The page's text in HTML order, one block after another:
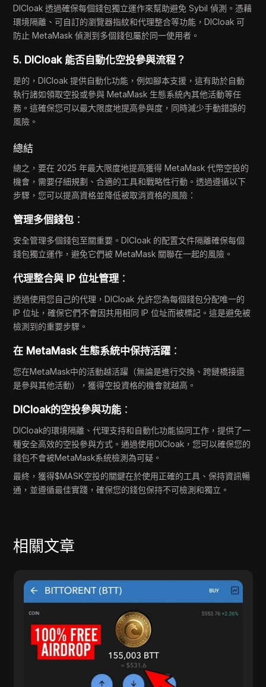
DICloak 透過確保每個錢包獨立運作來幫助避免 Sybil 偵測。憑藉
環境隔離、可自訂的瀏覽器指紋和代理整合等功能，DICloak 可
防止 MetaMask 偵測到多個錢包屬於同一使用者。
5. DICloak 能否自動化空投參與流程？
是的，DICloak 提供自動化功能，例如腳本支援，這有助於自動
執行諸如領取空投或參與 MetaMask 生態系統內其他活動等任
務。這確保您可以最大限度地提高參與度，同時減少手動錯誤的
風險。
總結
總之，要在 2025 年最大限度地提高獲得 MetaMask 代幣空投的
機會，需要仔細規劃、合適的工具和戰略性行動。透過遵循以下
步驟，您可以提高資格並降低被取消資格的風險：
管理多個錢包 ：
安全管理多個錢包至關重要。DICloak 的配置文件隔離確保每個
錢包獨立運作，避免它們被 MetaMask 關聯在一起的風險。
代理整合與 IP 位址管理 ：
透過使用您自己的代理，DICloak 允許您為每個錢包分配唯一的
IP 位址，確保它們不會因共用相同 IP 位址而被標記。這是避免被
檢測到的重要步驟。
在 MetaMask 生態系統中保持活躍 ：
您在MetaMask中的活動越活躍（無論是進行交換、跨鏈橋接還
是參與其他活動），獲得空投資格的機會就越高。
DICloak的空投參與功能 ：
DICloak的環境隔離、代理支持和自動化功能協同工作，提供了一
種安全高效的空投參與方式。通過使用DICloak，您可以確保您的
錢包不會被MetaMask系統檢測為可疑。
最終，獲得$MASK空投的關鍵在於使用正確的工具、保持資訊暢
通，並遵循最佳實踐，確保您的錢包保持不可檢測和獨立。
相關文章